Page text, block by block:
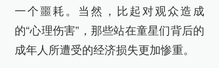
一个噩耗。当然，比起对观众造成
的“心理伤害”，那些站在童星们背后的
成年人所遭受的经济损失更加惨重。